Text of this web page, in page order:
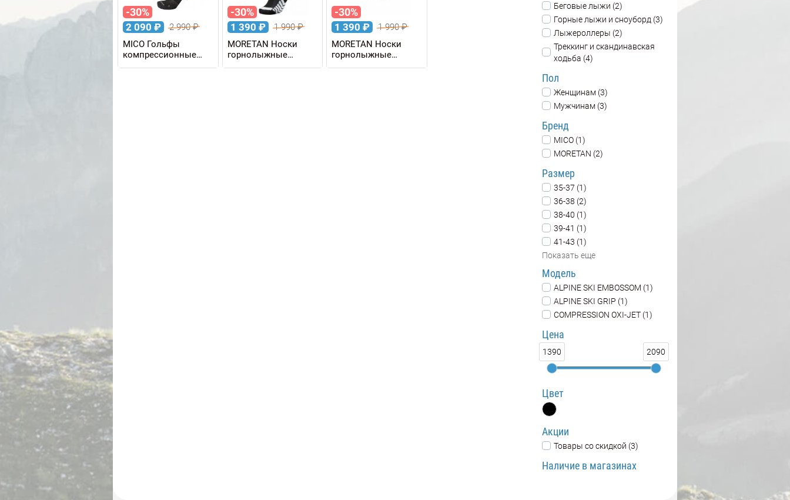
-30%
2 090 ₽ 2 990₽
MICO Гольфы
компрессионные
COMPRESSION OXI-
-30%
1 390 ₽ 1 990₽
MORETAN Носки
горнолыжные
ALPINE SKI
-30%
1 390 ₽ 1 990₽
MORETAN Носки
горнолыжные
ALPINE SKI GRIP PRO
Беговые лыжи (2)
Горные лыжи и сноуборд (3)
Лыжероллеры (2)
Треккинг и скандинавская
ходьба (4)
Пол
Женщинам (3)
Мужчинам (3)
Бренд
MICO (1)
MORETAN (2)
Размер
35-37 (1)
36-38 (2)
38-40 (1)
39-41 (1)
41-43 (1)
Показать еще
Модель
ALPINE SKI EMBOSSOM (1)
ALPINE SKI GRIP (1)
COMPRESSION OXI-JET (1)
Цена
1390 2090
Цвет
Акции
Товары со скидкой (3)
Наличие в магазинах